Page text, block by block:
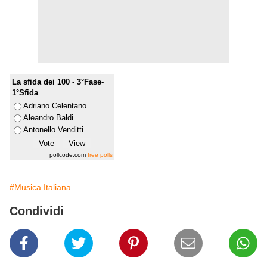
La sfida dei 100 - 3°Fase-
1°Sfida
Adriano Celentano
Aleandro Baldi
Antonello Venditti
pollcode.com free polls
#Musica Italiana
Condividi